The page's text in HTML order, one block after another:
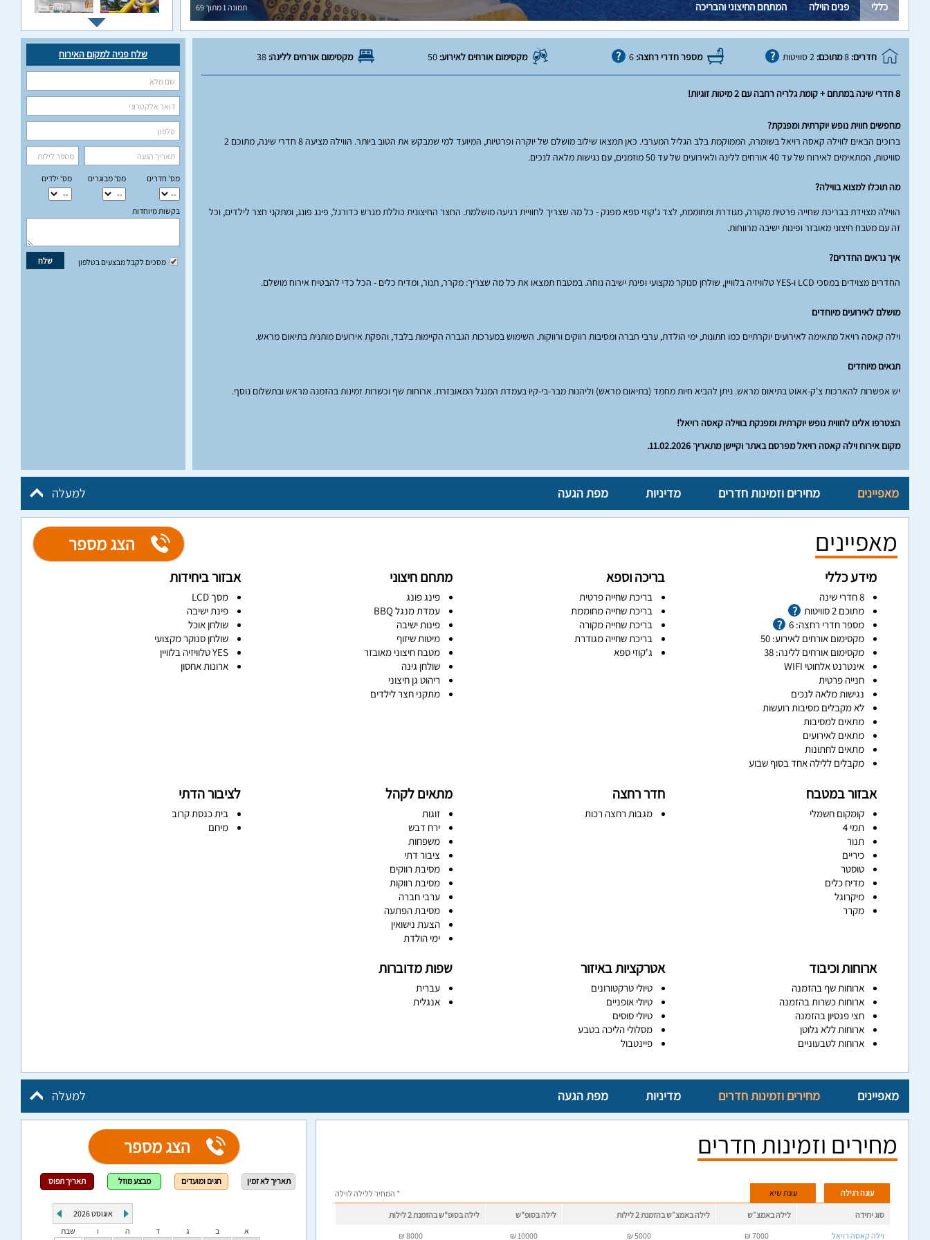
תמונה1מתוך69 כללי פנים הוילה המתחם החיצוני והבריכה
שלח פניה למקום האירוח
מס‘ ילדים מס‘ מבוגרים מס' חדרים
בקשות מיוחדות
שלח מסכים לקבל מבצעים בטלפון
חדרים: מתוכם: מספר חדרי רחצה:6 מקסימום אורחים לאירוע: 50 מקסימום אורחים ללינה:38
8 חדרי שינה במתחם + קומת גלריה רחבה עם 2 מיטות זוגיות!
מחפשים חווית נופש יוקרתית ומפנקת?
ברוכים הבאים לווילה קאסה רויאל בשומרה, הממוקמת בלב הגליל המערבי. כאן תמצאו שילוב מושלם של יוקרה ופרטיות, המיועד למי שמבקש את הטוב ביותר. הווילה מציעה 8 חדרי שינה, מתוכם 2
סוויטות, המתאימים לאירוח של עד 40 אורחים ללינה ולאירועים של עד 50 מוזמנים, עם נגישות מלאה לנכים.
מה תוכלו למצוא בווילה?
הווילה מצוידת בבריכת שחייה פרטית מקורה, מגודרת ומחוממת, לצד ג'קוזי ספא מפנק - כל מה שצריך לחוויית רגיעה מושלמת. החצר החיצונית כוללת מגרש כדורגל, פינג פונג, ומתקני חצר לילדים, וכל
זה עם מטבח חיצוני מאובזר ופינות ישיבה מרווחות.
איך נראים החדרים?
החדרים מצוידים במסכי LCD ו-YES טלוויזיה בלוויין, שולחן סנוקר מקצועי ופינת ישיבה נוחה. במטבח תמצאו את כל מה שצריך: מקרר, תנור, ומדיח כלים - הכל כדי להבטיח אירוח מושלם.
מושלם לאירועים מיוחדים
וילה קאסה רויאל מתאימה לאירועים יוקרתיים כמו חתונות, ימי הולדת, ערבי חברה ומסיבות רווקים ורווקות. השימוש במערכות הגברה הקיימות בלבד, והפקת אירועים מותנית בתיאום מראש.
תנאים מיוחדים
יש אפשרות להארכות צ'ק-אאוט בתיאום מראש. ניתן להביא חיות מחמד (בתיאום מראש) וליהנות מבר-בי-קיו בעמדת המנגל המאובזרת. ארוחות שף וכשרות זמינות בהזמנה מראש ובתשלום נוסף.
הצטרפו אלינו לחווית נופש יוקרתית ומפנקת בווילה קאסה רויאל!
מקום אירוח וילה קאסה רויאל מפרסם באתר וקיישן מתאריך 11.02.2026.
למעלה מאפיינים מחירים וזמינות חדרים מדיניות מפת הגעה
מאפיינים הצג מספר
מידע כללי
8 חדרי שינה
מתוכם 2 סוויטות
מספר חדרי רחצה: 6
מקסימום אורחים לאירוע: 50
מקסימום אורחים ללינה: 38
אינטרנט אלחוטי WIFI
חנייה פרטית
נגישות מלאה לנכים
לא מקבלים מסיבות רועשות
מתאים למסיבות
מתאים לאירועים
מתאים לחתונות
מקבלים ללילה אחד בסוף שבוע
בריכה וספא
בריכת שחייה פרטית
בריכת שחייה מחוממת
בריכת שחייה מקורה
בריכת שחייה מגודרת
ג'קוזי ספא
מתחם חיצוני
פינג פונג
עמדת מנגל BBQ
פינות ישיבה
מיטות שיזוף
מטבח חיצוני מאובזר
שולחן גינה
ריהוט גן חיצוני
מתקני חצר לילדים
אבזור ביחידות
מסך LCD
פינת ישיבה
שולחן אוכל
שולחן סנוקר מקצועי
YES טלוויזיה בלוויין
ארונות אחסון
אבזור במטבח
קומקום חשמלי
תמי 4
תנור
כיריים
טוסטר
מדיח כלים
מיקרוגל
מקרר
חדר רחצה
מגבות רחצה רכות
מתאים לקהל
זוגות
ירח דבש
משפחות
ציבור דתי
מסיבת רווקים
מסיבת רווקות
ערבי חברה
מסיבת הפתעה
הצעת נישואין
ימי הולדת
לציבור הדתי
בית כנסת קרוב
מיחם
ארוחות וכיבוד
ארוחות שף בהזמנה
ארוחות כשרות בהזמנה
חצי פנסיון בהזמנה
ארוחות ללא גלוטן
ארוחות לטבעוניים
אטרקציות באיזור
טיולי טרקטורונים
טיולי אופניים
טיולי סוסים
מסלולי הליכה בטבע
פיינטבול
שפות מדוברות
עברית
אנגלית
למעלה מאפיינים מחירים וזמינות חדרים מדיניות מפת הגעה
מחירים וזמינות חדרים
עונה רגילה עונת שיא * המחיר ללילה לוילה
סוג יחידה לילה באמצ״ש לילה באמצ״ש בהזמנת 2 לילות לילה בסופ"ש
לילה בסופ"ש בהזמנת 2 לילות
וילה קאסה רויאל
7000
₪
5000
₪
10000
₪
8000
₪
הצג מספר
תאריך לא זמין חגים ומועדים מבצע מוזל תאריך תפוס
אוגוסט2026
א
ב ג ד ה ו שבת